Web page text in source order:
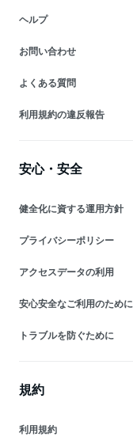
ヘルプ
お問い合わせ
よくある質問
利用規約の違反報告
安心・安全
健全化に資する運用方針
プライバシーポリシー
アクセスデータの利用
安心安全なご利用のために
トラブルを防ぐために
規約
利用規約